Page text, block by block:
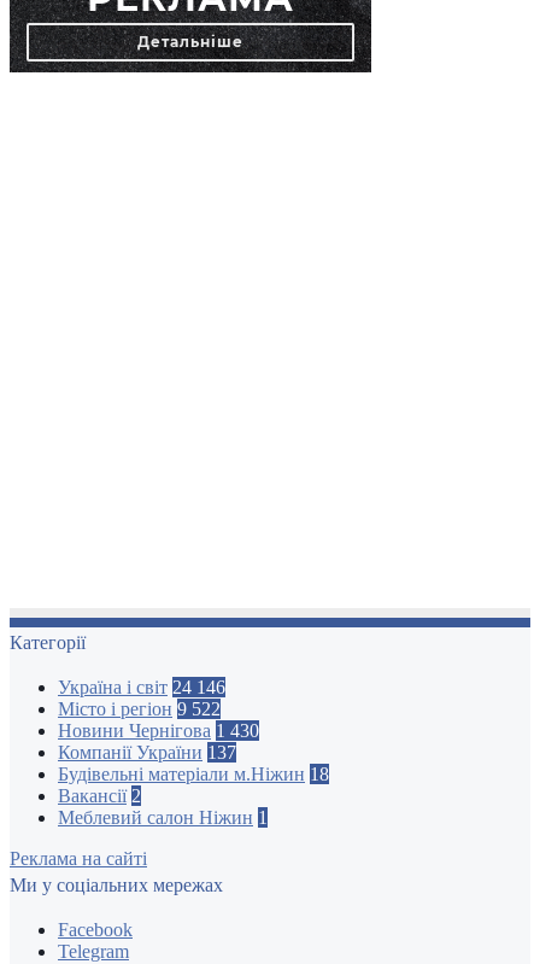
Категорії
Україна і світ 24 146
Місто і регіон 9 522
Новини Чернігова 1 430
Компанії України 137
Будівельні матеріали м.Ніжин 18
Вакансії 2
Меблевий салон Ніжин 1
Реклама на сайті
Ми у соціальних мережах
Facebook
Telegram